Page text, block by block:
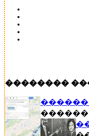
��������
������